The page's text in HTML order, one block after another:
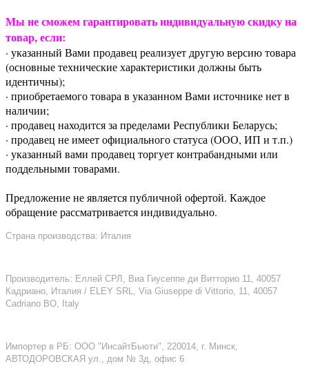
Мы не сможем гарантировать индивидуальную скидку на
товар, если:
· указанный Вами продавец реализует другую версию товара
(основные технические характеристики должны быть
идентичны);
· приобретаемого товара в указанном Вами источнике нет в
наличии;
· продавец находится за пределами Республики Беларусь;
· продавец не имеет официального статуса (ООО, ИП и т.п.)
· указанный вами продавец торгует контрабандными или
поддельными товарами.
Предложение не является публичной офертой. Каждое
обращение рассматривается индивидуально.
Страна производства: Италия
Производитель: Еллей СРЛ, Виа Гиусеппе ди Витторио 11, 40057
Кадриано, Италия / ELEY SRL, Via Giuseppe di Vittorio, 11, 40057
Cadriano BO, Italy
Импортер в РБ: ООО "ИнсайтБьюти", 220014, г. Минск,
АВТОДОРОВСКАЯ ул., дом № 3д, офис 6